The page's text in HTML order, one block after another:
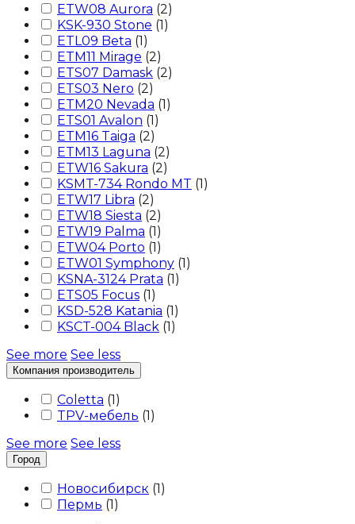
ETW08 Aurora (2)
KSK-930 Stone (1)
ETL09 Beta (1)
ETM11 Mirage (2)
ETS07 Damask (2)
ETS03 Nero (2)
ETM20 Nevada (1)
ETS01 Avalon (1)
ETM16 Taiga (2)
ETM13 Laguna (2)
ETW16 Sakura (2)
KSMT-734 Rondo MT (1)
ETW17 Libra (2)
ETW18 Siesta (2)
ETW19 Palma (1)
ETW04 Porto (1)
ETW01 Symphony (1)
KSNA-3124 Prata (1)
ETS05 Focus (1)
KSD-528 Katania (1)
KSCT-004 Black (1)
See more See less
Компания производитель
Coletta (1)
TPV-мебель (1)
See more See less
Город
Новосибирск (1)
Пермь (1)